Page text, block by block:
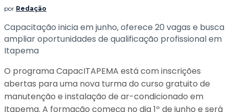
por Redação
Capacitação inicia em junho, oferece 20 vagas e busca
ampliar oportunidades de qualificação profissional em
Itapema
O programa CapacITAPEMA está com inscrições
abertas para uma nova turma do curso gratuito de
manutenção e instalação de ar-condicionado em
Itapema. A formação começa no dia 1º de junho e será